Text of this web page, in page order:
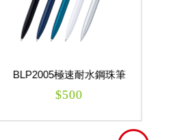
BLP2005極速耐水鋼珠筆
0.5mm ENERGEL ES
$500